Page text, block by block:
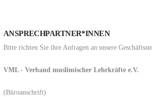
ANSPRECHPARTNER*INNEN
Bitte richten Sie ihre Anfragen an unsere
VML - Verband muslimischer Lehrkräfte e.V.
(Büroanschrift)